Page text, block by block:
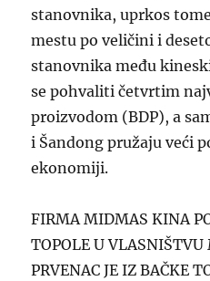
stanovnika, uprkos
mestu po veličini i
stanovnika među
se pohvaliti četvrtim
proizvodom (BDP), a
i Šandong pružaju veći
ekonomiji.
FIRMA MIDMAS KINA
TOPOLE U VLASNIŠTVU
PRVENAC JE IZ BAČKE